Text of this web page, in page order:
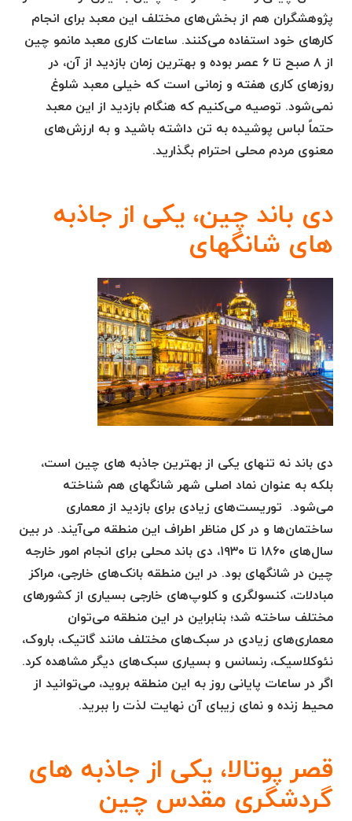
پژوهشگران هم از بخش‌های مختلف این معبد برای انجام
کارهای خود استفاده می‌کنند. ساعات کاری معبد مانمو چین
از ۸ صبح تا ۶ عصر بوده و بهترین زمان بازدید از آن، در
روزهای کاری هفته و زمانی است که خیلی معبد شلوغ
نمی‌شود. توصیه می‌کنیم که هنگام بازدید از این معبد
حتماً لباس پوشیده به تن داشته باشید و به ارزش‌های
معنوی مردم محلی احترام بگذارید.
دی باند چین، یکی از جاذبه
های شانگهای
دی باند نه تنهای یکی از بهترین جاذبه های چین است،
بلکه به عنوان نماد اصلی شهر شانگهای هم شناخته
می‌شود. توریست‌های زیادی برای بازدید از معماری
ساختمان‌ها و در کل مناظر اطراف این منطقه می‌آیند. در بین
سال‌های ۱۸۶۰ تا ۱۹۳۰، دی باند محلی برای انجام امور خارجه
چین در شانگهای بود. در این منطقه بانک‌های خارجی، مراکز
مبادلات، کنسولگری و کلوپ‌های خارجی بسیاری از کشورهای
مختلف ساخته شد؛ بنابراین در این منطقه می‌توان
معماری‌های زیادی در سبک‌های مختلف مانند گاتیک، باروک،
نئوکلاسیک، رنسانس و بسیاری سبک‌های دیگر مشاهده کرد.
اگر در ساعات پایانی روز به این منطقه بروید، می‌توانید از
محیط زنده و نمای زیبای آن نهایت لذت را ببرید.
قصر پوتالا، یکی از جاذبه های
گردشگری مقدس چین